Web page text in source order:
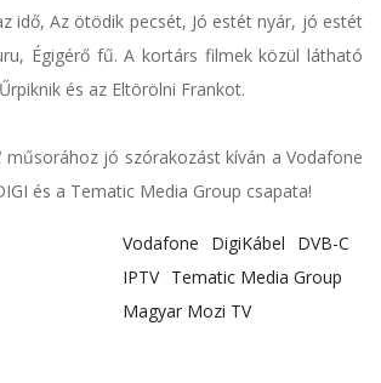
idő, Az ötödik pecsét, Jó estét nyár, jó estét
Égigérő fű. A kortárs filmek közül látható
és az Eltörölni Frankot.
műsorához jó szórakozást kíván a Vodafone
és a Tematic Media Group csapata!
Vodafone DigiKábel
DVB-C
IPTV Tematic Media Group
Magyar Mozi TV